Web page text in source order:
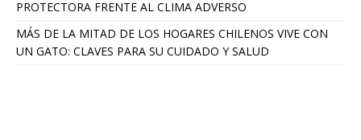
PROTECTORA FRENTE AL CLIMA ADVERSO
MÁS DE LA MITAD DE LOS HOGARES CHILENOS VIVE CON
UN GATO: CLAVES PARA SU CUIDADO Y SALUD